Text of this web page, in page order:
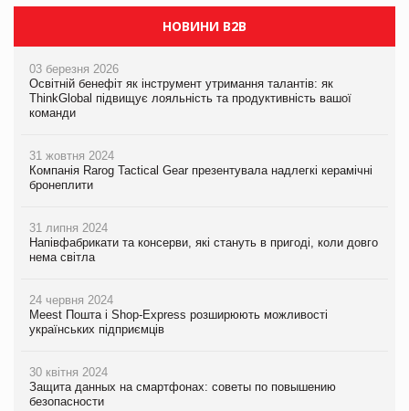
НОВИНИ B2B
03 березня 2026
Освітній бенефіт як інструмент утримання талантів: як
ThinkGlobal підвищує лояльність та продуктивність вашої
команди
31 жовтня 2024
Компанія Rarog Tactical Gear презентувала надлегкі керамічні
бронеплити
31 липня 2024
Напівфабрикати та консерви, які стануть в пригоді, коли довго
нема світла
24 червня 2024
Meest Пошта і Shop-Express розширюють можливості
українських підприємців
30 квітня 2024
Защита данных на смартфонах: советы по повышению
безопасности